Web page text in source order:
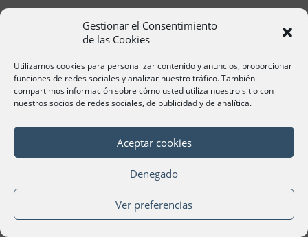
Gestionar el Consentimiento
de las Cookies
Utilizamos cookies para personalizar contenido y anuncios, proporcionar
funciones de redes sociales y analizar nuestro tráfico. También
compartimos información sobre cómo usted utiliza nuestro sitio con
nuestros socios de redes sociales, de publicidad y de analítica.
Aceptar cookies
Denegado
Ver preferencias
Ana Cervera, Responsable Atención al Socio
961 366 212
Síguenos
©Cámara Oficial de Comercio, Industria, Servicios y
Navegación de València 2020